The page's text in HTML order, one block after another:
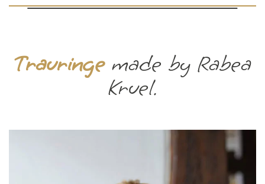
Trauringe made by Rabea
Kruel.